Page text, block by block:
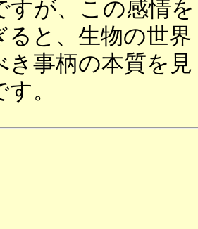
すが、この感情を
ると、生物の世界
き事柄の本質を見
。